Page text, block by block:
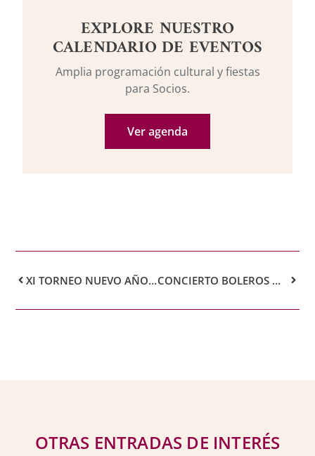
EXPLORE NUESTRO
CALENDARIO DE EVENTOS
Amplia programación cultural y fiestas
para Socios.
Ver agenda
XI TORNEO NUEVO AÑO REAL CASINO DE TENERIFE DE BRIDGE CONCIERTO BOLEROS NEW SOUNDS
OTRAS ENTRADAS DE INTERÉS